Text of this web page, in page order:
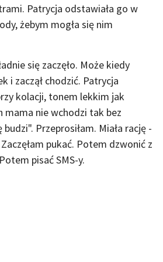
Patrycja odstawiała go w
żebym mogła się nim
się zaczęło. Może kiedy
i zaczął chodzić. Patrycja
kolacji, tonem lekkim jak
mama nie wchodzi tak bez
Przeprosiłam. Miała rację -
pukać. Potem dzwonić z
pisać SMS-y.